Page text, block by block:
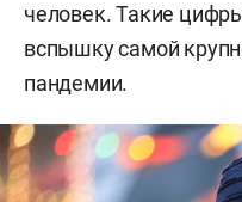
человек. Такие
вспышку самой
пандемии.